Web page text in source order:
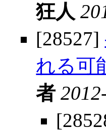
狂人
[28527]
れる可
者